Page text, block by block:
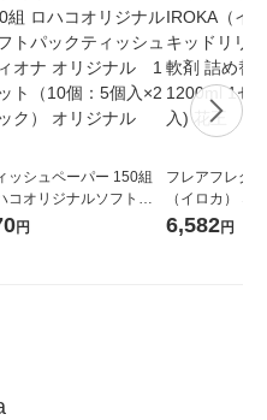
ッシュペーパー 150組
コオリジナルソフトパ
ティッシュ フィオナ オ
円
フレアフレグ
（イロカ） ネ
ーの香り 柔軟
特大 1200ml
6,582円